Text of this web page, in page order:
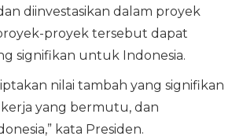
diinvestasikan dalam proyek
proyek tersebut dapat
signifikan untuk Indonesia.
nilai tambah yang signifikan
yang bermutu, dan
kata Presiden.